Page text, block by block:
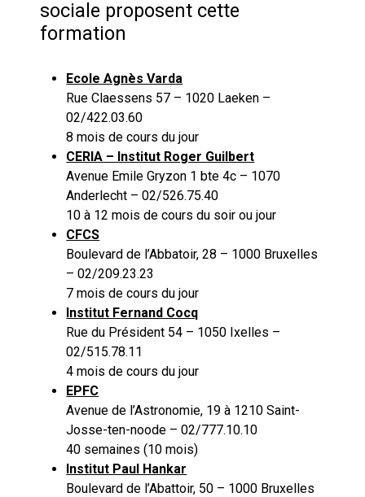
sociale proposent cette
formation
Ecole Agnès Varda
Rue Claessens 57 – 1020 Laeken –
02/422.03.60
8 mois de cours du jour
CERIA – Institut Roger Guilbert
Avenue Emile Gryzon 1 bte 4c – 1070
Anderlecht – 02/526.75.40
10 à 12 mois de cours du soir ou jour
CFCS
Boulevard de l’Abbatoir, 28 – 1000 Bruxelles
– 02/209.23.23
7 mois de cours du jour
Institut Fernand Cocq
Rue du Président 54 – 1050 Ixelles –
02/515.78.11
4 mois de cours du jour
EPFC
Avenue de l’Astronomie, 19 à 1210 Saint-
Josse-ten-noode – 02/777.10.10
40 semaines (10 mois)
Institut Paul Hankar
Boulevard de l’Abattoir, 50 – 1000 Bruxelles